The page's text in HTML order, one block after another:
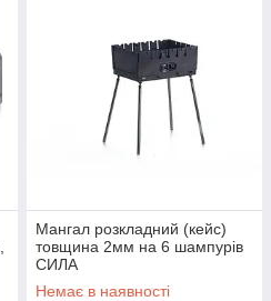
Мангал розкладний (кейс)
товщина 2мм на 6 шампурів
СИЛА
Немає в наявності